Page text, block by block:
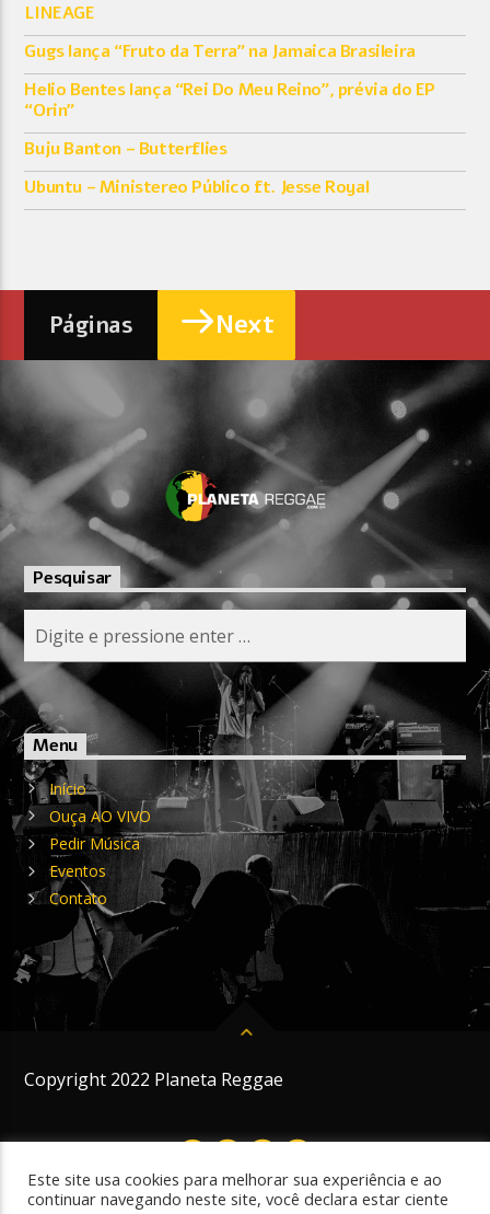
LINEAGE
Gugs lança “Fruto da Terra” na Jamaica Brasileira
Helio Bentes lança “Rei Do Meu Reino”, prévia do EP
“Orin”
Buju Banton – Butterflies
Ubuntu – Ministereo Público ft. Jesse Royal
Páginas Next
Pesquisar
Menu
Início
Ouça AO VIVO
Pedir Música
Eventos
Contato
Copyright 2022 Planeta Reggae
Este site usa cookies para melhorar sua experiência e ao
continuar navegando neste site, você declara estar ciente